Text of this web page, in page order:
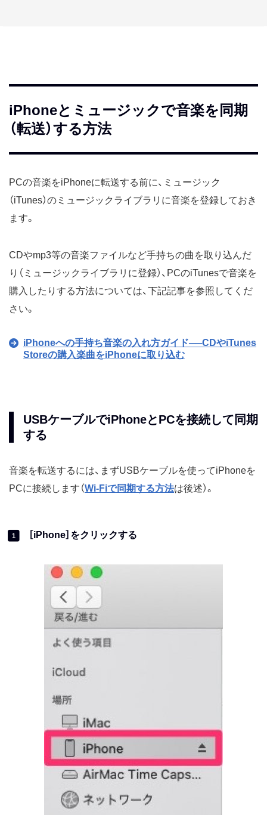
iPhoneとミュージックで音楽を同期
（転送）する方法
PCの音楽をiPhoneに転送する前に、ミュージック
（iTunes）のミュージックライブラリに音楽を登録しておき
ます。
CDやmp3等の音楽ファイルなど手持ちの曲を取り込んだ
り（ミュージックライブラリに登録）、PCのiTunesで音楽を
購入したりする方法については、下記記事を参照してくだ
さい。
iPhoneへの手持ち音楽の入れ方ガイド──CDやiTunes
Storeの購入楽曲をiPhoneに取り込む
USBケーブルでiPhoneとPCを接続して同期
する
音楽を転送するには、まずUSBケーブルを使ってiPhoneを
PCに接続します（Wi-Fiで同期する方法は後述）。
1 ［iPhone］をクリックする